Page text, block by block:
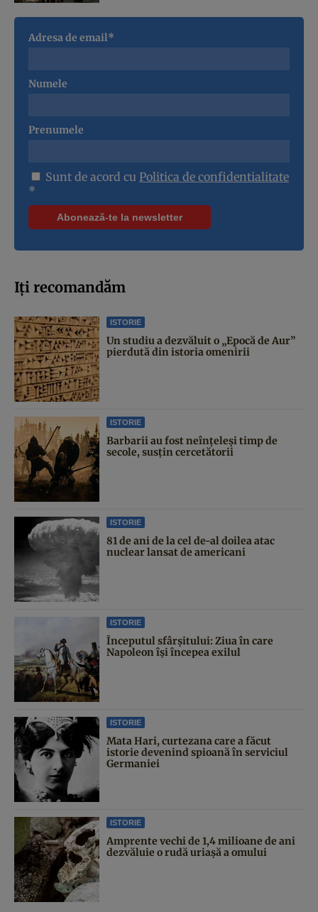
Adresa de email*
Numele
Prenumele
Sunt de acord cu Politica de confidentialitate
*
Iți recomandăm
ISTORIE
Un studiu a dezvăluit o „Epocă de Aur”
pierdută din istoria omenirii
ISTORIE
Barbarii au fost neînțeleși timp de
secole, susțin cercetătorii
ISTORIE
81 de ani de la cel de-al doilea atac
nuclear lansat de americani
ISTORIE
Începutul sfârşitului: Ziua în care
Napoleon îşi începea exilul
ISTORIE
Mata Hari, curtezana care a făcut
istorie devenind spioană în serviciul
Germaniei
ISTORIE
Amprente vechi de 1,4 milioane de ani
dezvăluie o rudă uriașă a omului